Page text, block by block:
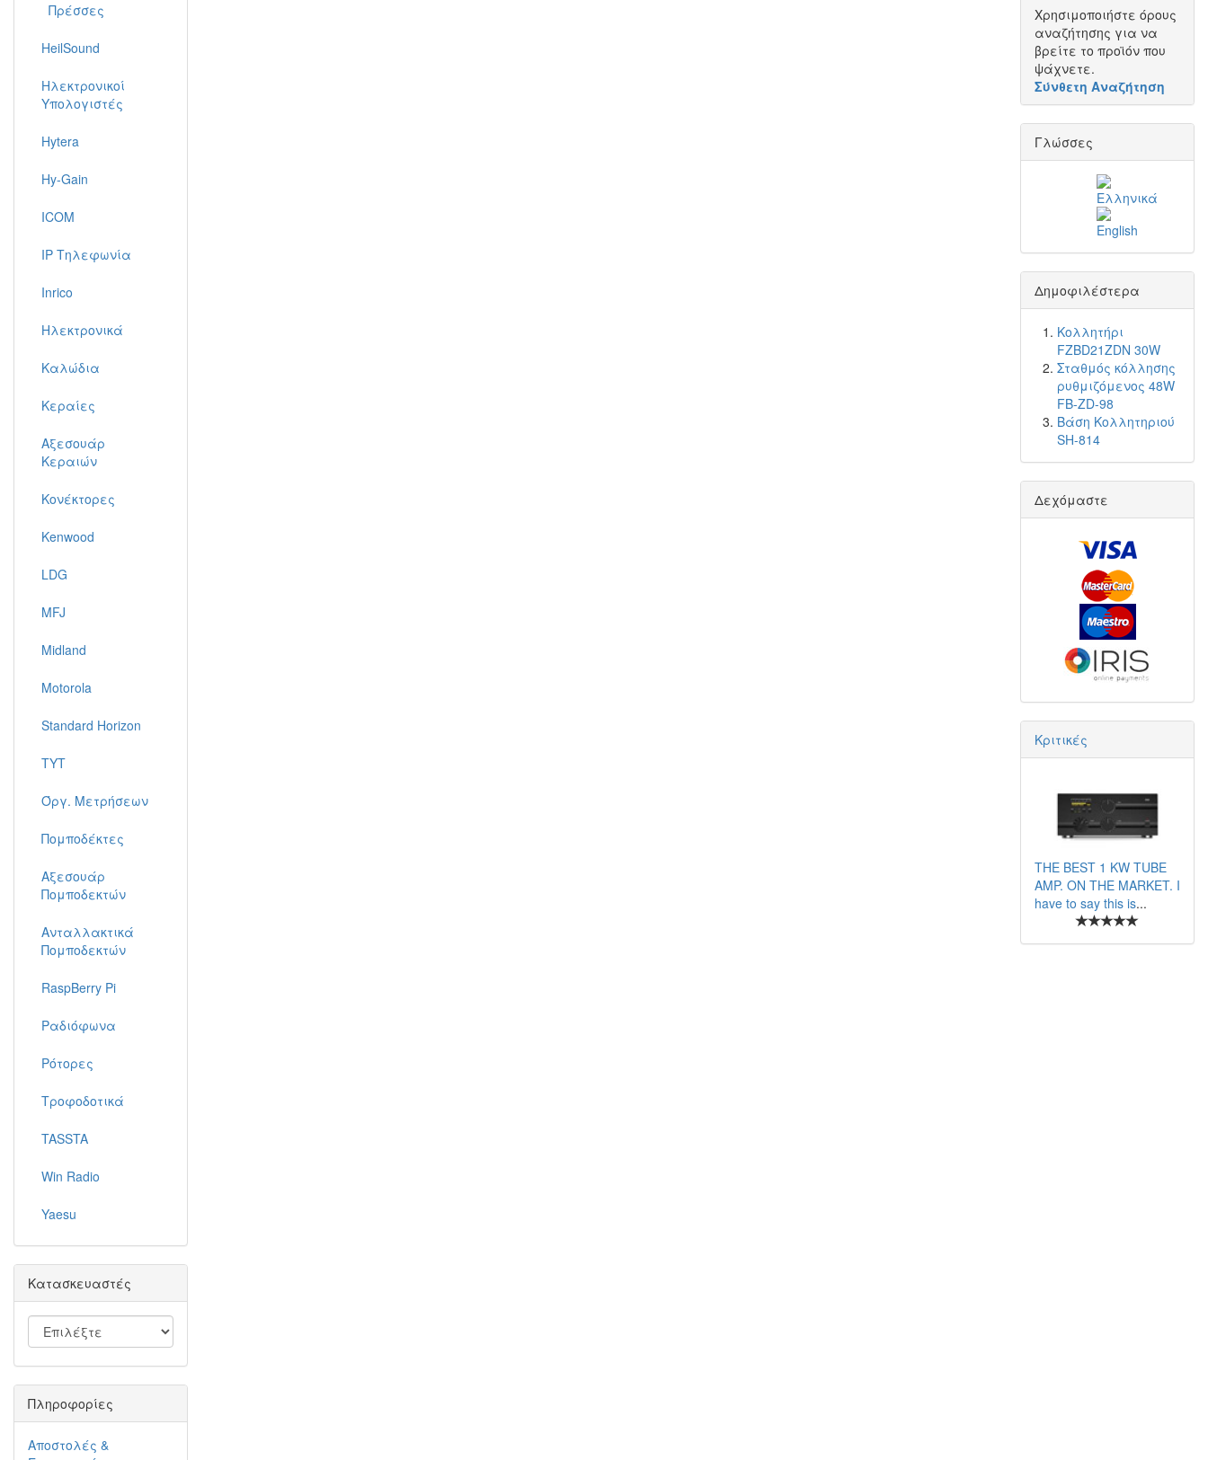
Πρέσσες
HeilSound
Ηλεκτρονικοί
Υπολογιστές
Hytera
Hy-Gain
ICOM
IP Τηλεφωνία
Inrico
Ηλεκτρονικά
Καλώδια
Κεραίες
Αξεσουάρ
Κεραιών
Κονέκτορες
Kenwood
LDG
MFJ
Midland
Motorola
Standard Horizon
TYT
Όργ. Μετρήσεων
Πομποδέκτες
Αξεσουάρ
Πομποδεκτών
Ανταλλακτικά
Πομποδεκτών
RaspBerry Pi
Ραδιόφωνα
Ρότορες
Τροφοδοτικά
TASSTA
Win Radio
Yaesu
Κατασκευαστές
Πληροφορίες
Αποστολές &
Χρησιμοποιήστε όρους
αναζήτησης για να
βρείτε το προϊόν που
ψάχνετε.
Σύνθετη Αναζήτηση
Γλώσσες
Δημοφιλέστερα
Κολλητήρι
FZBD21ZDN 30W
Σταθμός κόλλησης
ρυθμιζόμενος 48W
FB-ZD-98
Βάση Κολλητηριού
SH-814
Δεχόμαστε
Κριτικές
THE BEST 1 KW TUBE
AMP. ON THE MARKET. I
have to say this is...